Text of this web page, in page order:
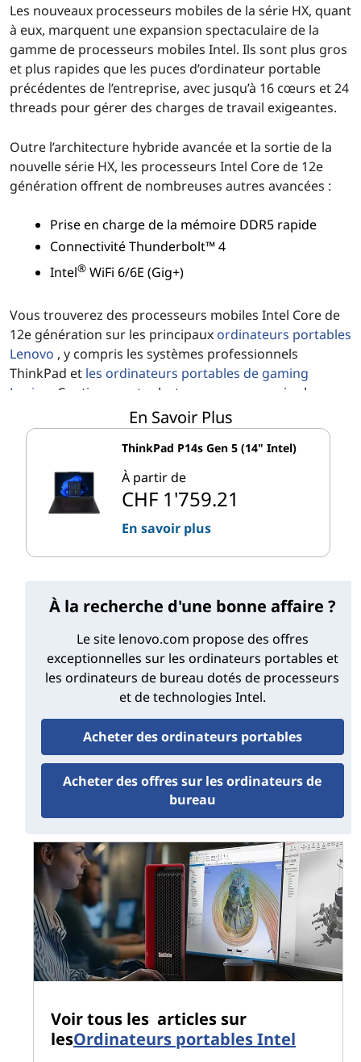
Les nouveaux processeurs mobiles de la série HX, quant
à eux, marquent une expansion spectaculaire de la
gamme de processeurs mobiles Intel. Ils sont plus gros
et plus rapides que les puces d’ordinateur portable
précédentes de l’entreprise, avec jusqu’à 16 cœurs et 24
threads pour gérer des charges de travail exigeantes.
Outre l’architecture hybride avancée et la sortie de la
nouvelle série HX, les processeurs Intel Core de 12e
génération offrent de nombreuses autres avancées :
Prise en charge de la mémoire DDR5 rapide
Connectivité Thunderbolt™ 4
Intel® WiFi 6/6E (Gig+)
Vous trouverez des processeurs mobiles Intel Core de
12e génération sur les principaux ordinateurs portables
Lenovo , y compris les systèmes professionnels
ThinkPad et les ordinateurs portables de gaming
Legion
. Continuez votre lecture pour en savoir plus.
Performances Intel et cœurs efficaces
- Maintenant pour les ordinateurs
portables
L’architecture hybride innovante des processeurs
les tâches exigeantes puissent aller à un type de noyau
différents cœurs optimisés pour ce type de travail:
Cœurs de performance (cœurs P) :les cœurs P
sont conçus pour gérer les requêtes à thread
unique et à thread léger qui sont mieux
conservées dans un seul cœur (plutôt que d’être
partagées entre plusieurs).
Cœurs efficaces (E-cores) :
les cœurs
électroniques sont conçus pour gérer les
requêtes qui sont facilement divisées en
sur plusieurs cœurs, même à un volume élevé.
Cette architecture hybride est idéale pour les
multitâches modernes, allouant plus de puissance CPU
à votre travail le plus important tout en gérant les
tâches en arrière-plan ailleurs. Mais qu’est-ce qui,
exactement, permet aux bonnes tâches d’aller aux bons
cœurs à chaque fois?
Thread Director 5.01 va au-delà des
planificateurs de tâches standard du système
En Savoir Plus
ThinkPad P14s Gen 5 (14" Intel)
À partir de
CHF 1'759.21
En savoir plus
À la recherche d'une bonne affaire ?
Le site lenovo.com propose des offres
exceptionnelles sur les ordinateurs portables et
les ordinateurs de bureau dotés de processeurs
et de technologies Intel.
Acheter des ordinateurs portables
Acheter des offres sur les ordinateurs de
bureau
Voir tous les articles sur
lesOrdinateurs portables Intel